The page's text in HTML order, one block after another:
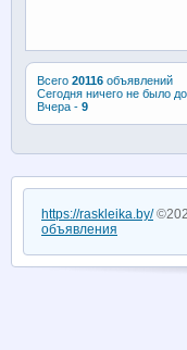
Всего 20116объявлений
Сегодня ничего не было
Вчера - 9
https://raskleika.by/
объявления